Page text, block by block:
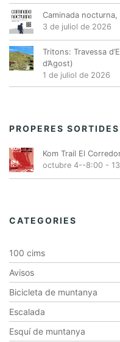
Caminada
3 de juliol de 2026
Tritons: Travessa
d’Agost)
1 de juliol de 2026
PROPERES SORTIDES
Kom Trail El
octubre 4--8:00 -
CATEGORIES
100 cims
Avisos
Bicicleta de muntanya
Escalada
Esquí de muntanya